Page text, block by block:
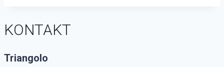
KONTAKT
Triangolo